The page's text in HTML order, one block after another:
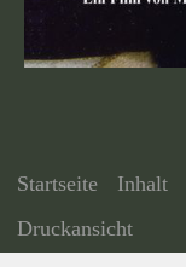
Startseite Inhalt
Druckansicht